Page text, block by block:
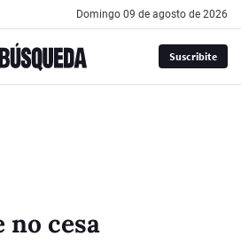
domingo 09 de agosto de 2026
Suscribite
no cesa